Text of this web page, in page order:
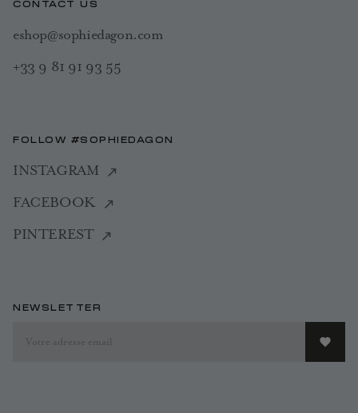
CONTACT US
eshop@sophiedagon.com
+33 9 81 91 93 55
FOLLOW #SOPHIEDAGON
INSTAGRAM
FACEBOOK
PINTEREST
NEWSLETTER